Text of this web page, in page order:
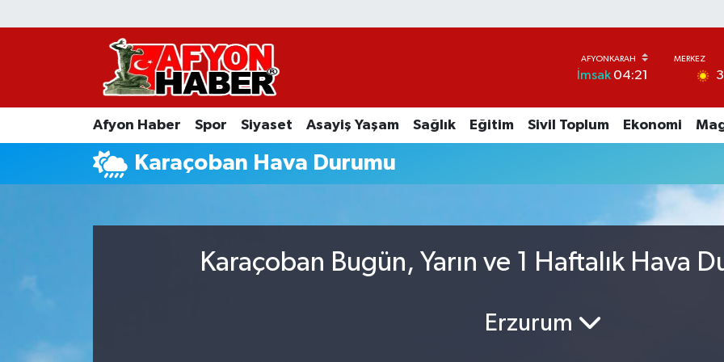
İmsak04:21
Afyon Haber Spor Siyaset Asayiş Yaşam Sağlık Eğitim Sivil Toplum Ekonomi
Karaçoban Hava Durumu
Karaçoban Bugün, Yarın ve 1 Haftalık Hava
Erzurum
Afyon Haber
Spor
Asayiş Yaşam
Ekonomi